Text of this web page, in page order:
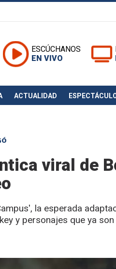
ESCÚCHANOS
EN VIVO
ACTUALIDAD
viral de
la esperada
y personajes que ya